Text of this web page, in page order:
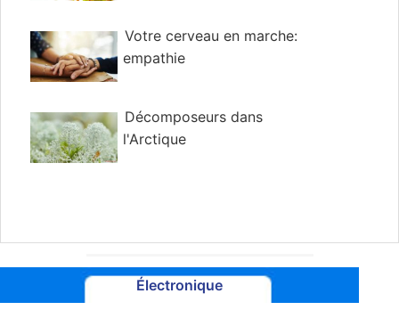
Votre cerveau en marche:
empathie
Décomposeurs dans
l'Arctique
Électronique